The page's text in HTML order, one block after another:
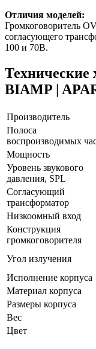
Отличия моделей:
Громкоговоритель
согласующего
100 и 70В.
Технические
BIAMP |
Производитель
Полоса
воспроизводимых
Мощность
Уровень звукового
давления, SPL
Согласующий
трансформатор
Низкоомный вход
Конструкция
громкоговорителя
Угол излучения
Исполнение корпуса
Материал корпуса
Размеры корпуса
Вес
Цвет